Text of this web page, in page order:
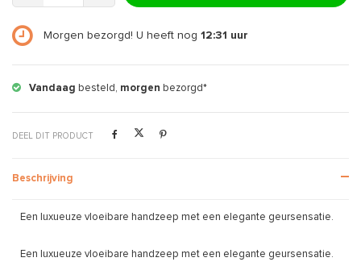
Morgen bezorgd! U heeft nog 12:31 uur
Vandaag besteld, morgen bezorgd*
DEEL DIT PRODUCT
Beschrijving
Een luxueuze vloeibare handzeep met een elegante geursensatie.
Een luxueuze vloeibare handzeep met een elegante geursensatie.